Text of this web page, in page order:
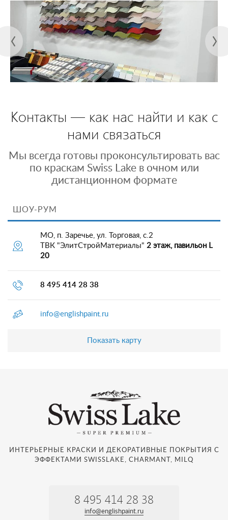
Контакты — как нас найти и как с
нами связаться
Мы всегда готовы проконсультировать вас
по краскам Swiss Lake в очном или
дистанционном формате
ШОУ-РУМ
МО, п. Заречье, ул. Торговая, с.2
ТВК "ЭлитСтройМатериалы" 2 этаж, павильон L
20
8 495 414 28 38
info@englishpaint.ru
Показать карту
ИНТЕРЬЕРНЫЕ КРАСКИ И ДЕКОРАТИВНЫЕ ПОКРЫТИЯ С
ЭФФЕКТАМИ SWISSLAKE, CHARMANT, MILQ
8 495 414 28 38
info@englishpaint.ru